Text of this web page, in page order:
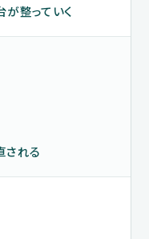
整っていく
される